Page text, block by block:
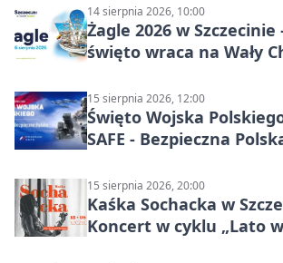
14 sierpnia 2026, 10:00
Żagle 2026 w
święto wraca na Wały
15 sierpnia 2026, 12:00
Święto Wojska
SAFE - Bezpieczna
15 sierpnia 2026, 20:00
Kaśka Sochacka w
Koncert w cyklu „Lato w